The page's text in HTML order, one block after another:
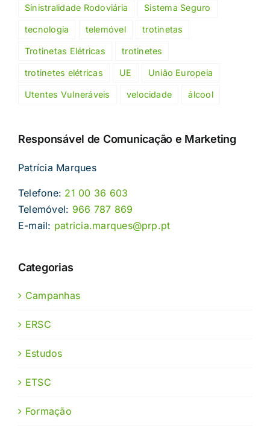
Sinistralidade Rodoviária Sistema Seguro
tecnologia telemóvel trotinetas
Trotinetas Elétricas trotinetes
trotinetes elétricas UE União Europeia
Utentes Vulneráveis velocidade álcool
Responsável de Comunicação e Marketing
Patrícia Marques
Telefone: 21 00 36 603
Telemóvel: 966 787 869
E-mail: patricia.marques@prp.pt
Categorias
Campanhas
ERSC
Estudos
ETSC
Formação